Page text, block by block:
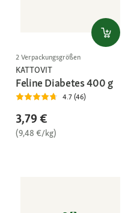
2 Verpackungsgrößen
KATTOVIT
Feline Diabetes 400 g
4.7 (46)
3,79 €
(9,48 €/kg)